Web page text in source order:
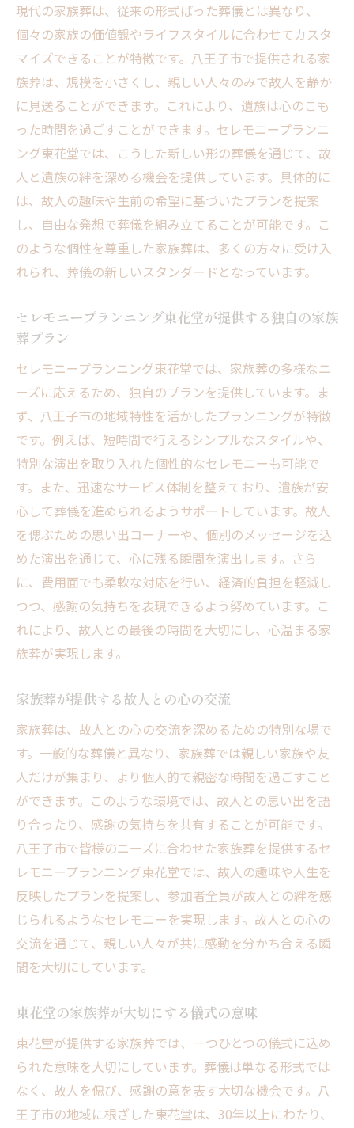
地域に根付いた家族葬サービスの提供
東花堂の家族葬に寄せられる信頼と実績
八王子市での家族葬におけるお客様の声
東花堂が目指す家族葬の在り方
八王子市の家族葬をサポートするプロの役
割
故人との最期の時間を大切に八王子市での家族
葬の魅力
家族葬が提供する心温まる別れの時間
八王子市での家族葬が選ばれる理由
故人を記憶に刻む家族葬の流れ
セージ
家族葬が紡ぐ故人との最後の思い出
八王子市での心温まる家族葬最適なプランニン
グ方法とは
家族葬の計画を始める前に知っておきたい
こと
八王子市での家族葬実施における注意点
心に残る家族葬のためのプランニングステ
ップ
八王子市の家族葬で考慮すべき環境と条件
家族葬の予算と費用の見積もり方法
東花堂が提案するベストな家族葬のプラン
ニング
家族葬を通じて故人に寄り添う八王子市のセレ
故人の人生を讃える家族葬の演出
八王子市で提供する特別なセレモニーの内
容
家族葬を通じて共有する故人の思い出
東花堂の家族葬がもたらす心の癒し
八王子市での家族葬が紡ぐ感動の瞬間
故人を偲ぶための心温まるアイデア
八王子市での家族葬故人と親しい人たちだけで
送る静かな時間
家族葬が提供するプライベートな空間
八王子市での静かで心温まる家族葬の実施
故人を偲ぶために大切な家族葬の場
家族葬で実感する故人との深い絆
東花堂が叶える静かで穏やかな別れ
八王子市での家族葬が創る心の安らぎ
現代の家族葬は、従来の形式ばった葬儀とは異なり、
個々の家族の価値観やライフスタイルに合わせてカスタ
マイズできることが特徴です。八王子市で提供される家
族葬は、規模を小さくし、親しい人々のみで故人を静か
に見送ることができます。これにより、遺族は心のこも
った時間を過ごすことができます。セレモニープランニ
ング東花堂では、こうした新しい形の葬儀を通じて、故
人と遺族の絆を深める機会を提供しています。具体的に
は、故人の趣味や生前の希望に基づいたプランを提案
し、自由な発想で葬儀を組み立てることが可能です。こ
のような個性を尊重した家族葬は、多くの方々に受け入
れられ、葬儀の新しいスタンダードとなっています。
セレモニープランニング東花堂が提供する独自の家族
葬プラン
セレモニープランニング東花堂では、家族葬の多様なニ
ーズに応えるため、独自のプランを提供しています。ま
ず、八王子市の地域特性を活かしたプランニングが特徴
です。例えば、短時間で行えるシンプルなスタイルや、
特別な演出を取り入れた個性的なセレモニーも可能で
す。また、迅速なサービス体制を整えており、遺族が安
心して葬儀を進められるようサポートしています。故人
を偲ぶための思い出コーナーや、個別のメッセージを込
めた演出を通じて、心に残る瞬間を演出します。さら
に、費用面でも柔軟な対応を行い、経済的負担を軽減し
つつ、感謝の気持ちを表現できるよう努めています。こ
れにより、故人との最後の時間を大切にし、心温まる家
族葬が実現します。
家族葬が提供する故人との心の交流
家族葬は、故人との心の交流を深めるための特別な場で
す。一般的な葬儀と異なり、家族葬では親しい家族や友
人だけが集まり、より個人的で親密な時間を過ごすこと
ができます。このような環境では、故人との思い出を語
り合ったり、感謝の気持ちを共有することが可能です。
八王子市で皆様のニーズに合わせた家族葬を提供するセ
レモニープランニング東花堂では、故人の趣味や人生を
反映したプランを提案し、参加者全員が故人との絆を感
じられるようなセレモニーを実現します。故人との心の
交流を通じて、親しい人々が共に感動を分かち合える瞬
間を大切にしています。
東花堂の家族葬が大切にする儀式の意味
東花堂が提供する家族葬では、一つひとつの儀式に込め
られた意味を大切にしています。葬儀は単なる形式では
なく、故人を偲び、感謝の意を表す大切な機会です。八
王子市の地域に根ざした東花堂は、30年以上にわたり、